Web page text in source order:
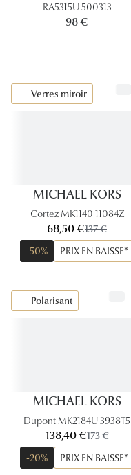
RA5315U 500313
98 €
Verres miroir
MICHAEL KORS
Cortez MK1140 11084Z
maintenant:
68,50 €ancien prix:
137 €
-50%
PRIX EN BAISSE*
Polarisant
MICHAEL KORS
Dupont MK2184U 3938T5
maintenant:
138,40 €ancien prix:
173 €
-20%
PRIX EN BAISSE*